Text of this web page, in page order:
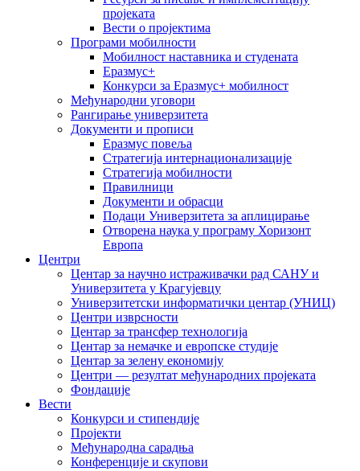
пројеката
Вести о пројектима
Програми мобилности
Мобилност наставника и студената
Еразмус+
Конкурси за Еразмус+ мобилност
Међународни уговори
Рангирање универзитета
Документи и прописи
Еразмус повеља
Стратегија интернационализације
Стратегија мобилности
Правилници
Документи и обрасци
Подаци Универзитета за аплицирање
Отворена наука у програму Хоризонт
Европа
Центри
Центар за научно истраживачки рад САНУ и
Универзитета у Крагујевцу
Универзитетски информатички центар (УНИЦ)
Центри изврсности
Центар за трансфер технологија
Центар за немачке и европске студије
Центар за зелену економију
Центри — резултат међународних пројеката
Фондације
Вести
Конкурси и стипендије
Пројекти
Међународна сарадња
Конференције и скупови